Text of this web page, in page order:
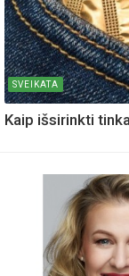
SVEIKATA
Kaip išsirinkti